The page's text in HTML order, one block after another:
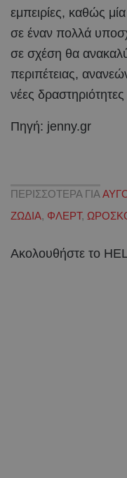
εμπειρίες, καθώς
σε έναν πολλά
σε σχέση θα
περιπέτειας,
νέες δραστηριότητες
Πηγή: jenny.gr
ΠΕΡΙΣΣΟΤΕΡΑ ΓΙΑ
ΖΩΔΙΑ, ΦΛΕΡΤ,
Ακολουθήστε το